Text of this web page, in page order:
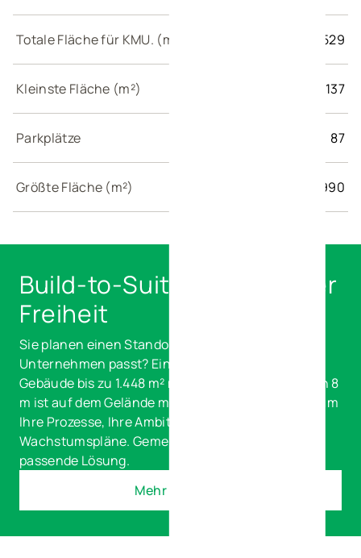
Totale Fläche für KMU. (m²) 8.529
Kleinste Fläche (m²) 137
Parkplätze 87
Größte Fläche (m²) 3.990
Build-to-Suit mit maximaler
Freiheit
Sie planen einen Standort, der exakt zu Ihrem
Unternehmen passt? Ein maßgeschneidertes
Gebäude bis zu 1.448 m² mit einer lichten Höhe von 8
m ist auf dem Gelände möglich — konzipiert rund um
Ihre Prozesse, Ihre Ambitionen und Ihre
Wachstumspläne. Gemeinsam finden wir die
passende Lösung.
Mehr erfaren